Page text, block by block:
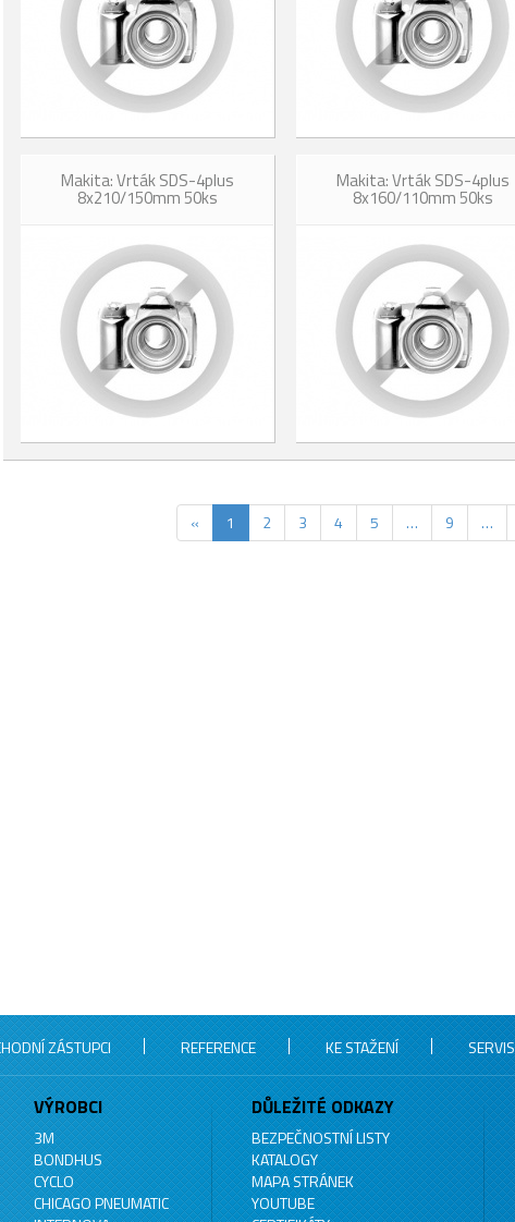
Makita: Vrták SDS-4plus
8x210/150mm 50ks
Makita: Vrták SDS-4plus
8x160/110mm 50ks
« 1 2 3 4 5 … 9 …
ZÁSTUPCI REFERENCE KE STAŽENÍ SERVIS
VÝROBCI
3M
BONDHUS
CYCLO
CHICAGO PNEUMATIC
DŮLEŽITÉ ODKAZY
BEZPEČNOSTNÍ LISTY
KATALOGY
MAPA STRÁNEK
YOUTUBE